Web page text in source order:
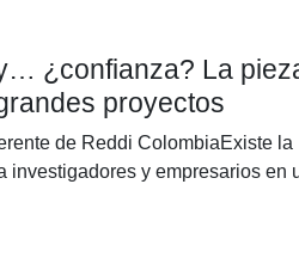
¿confianza? La
proyectos
de Reddi ColombiaExiste la
investigadores y empresarios en